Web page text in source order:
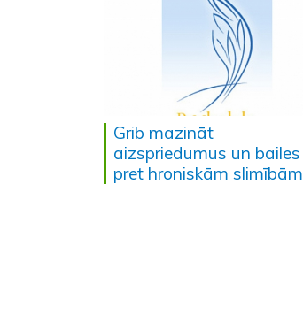
Grib mazināt
aizspriedumus un bailes
pret hroniskām slimībām